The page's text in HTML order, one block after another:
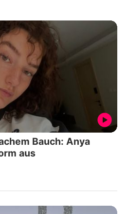
Bauch: Anya
aus